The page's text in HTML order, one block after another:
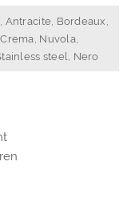
Antracite, Bordeaux,
Nuvola,
steel, Nero